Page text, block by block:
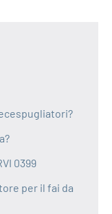
0399
per il fai da